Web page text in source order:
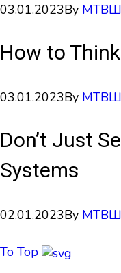
03.01.2023By
How to
03.01.2023By
Don’t Just
Systems
02.01.2023By
To Top